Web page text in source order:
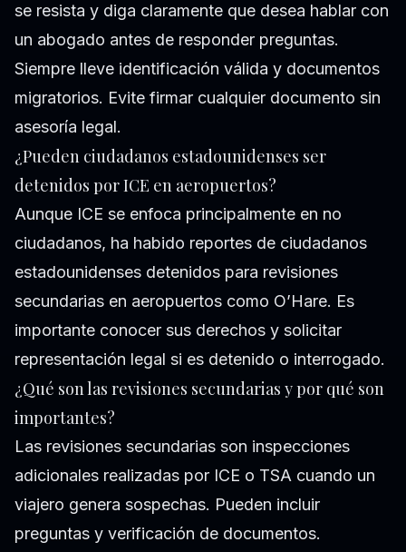
se resista y diga claramente que desea hablar con
un abogado antes de responder preguntas.
Siempre lleve identificación válida y documentos
migratorios. Evite firmar cualquier documento sin
asesoría legal.
¿Pueden ciudadanos estadounidenses ser
detenidos por ICE en aeropuertos?
Aunque ICE se enfoca principalmente en no
ciudadanos, ha habido reportes de ciudadanos
estadounidenses detenidos para revisiones
secundarias en aeropuertos como O’Hare. Es
importante conocer sus derechos y solicitar
representación legal si es detenido o interrogado.
¿Qué son las revisiones secundarias y por qué son
importantes?
Las revisiones secundarias son inspecciones
adicionales realizadas por ICE o TSA cuando un
viajero genera sospechas. Pueden incluir
preguntas y verificación de documentos.